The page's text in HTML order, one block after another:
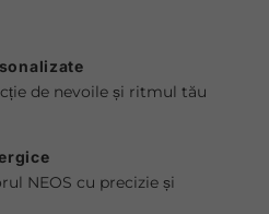
de nevoile și ritmul tău
NEOS cu precizie și